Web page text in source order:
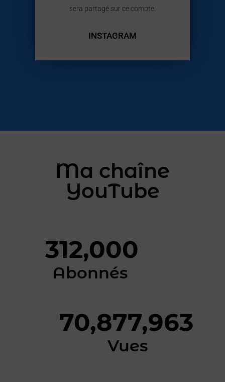
sera partagé sur ce compte.
INSTAGRAM
Ma chaîne
YouTube
312,000
Abonnés
70,877,963
Vues